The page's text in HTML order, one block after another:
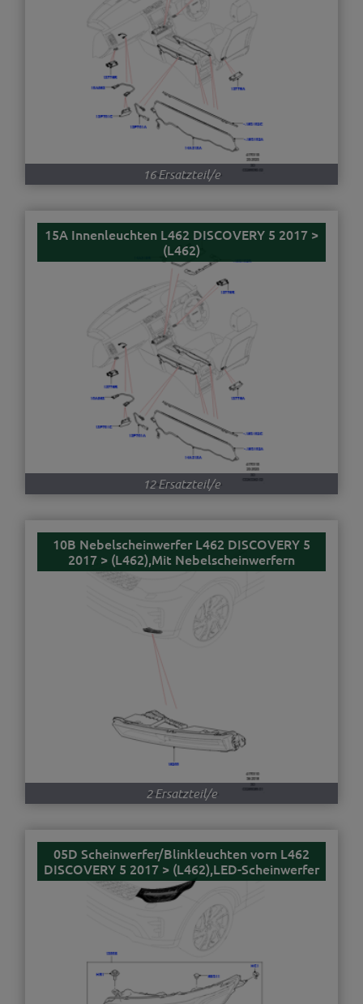
16 Ersatzteil/e
15A Innenleuchten L462 DISCOVERY 5 2017 >
(L462)
12 Ersatzteil/e
10B Nebelscheinwerfer L462 DISCOVERY 5
2017 > (L462),Mit Nebelscheinwerfern
2 Ersatzteil/e
05D Scheinwerfer/Blinkleuchten vorn L462
DISCOVERY 5 2017 > (L462),LED-Scheinwerfer